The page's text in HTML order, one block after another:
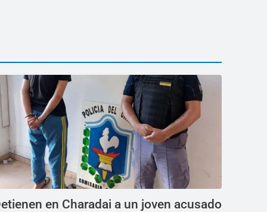
en Charadai a un joven acusado